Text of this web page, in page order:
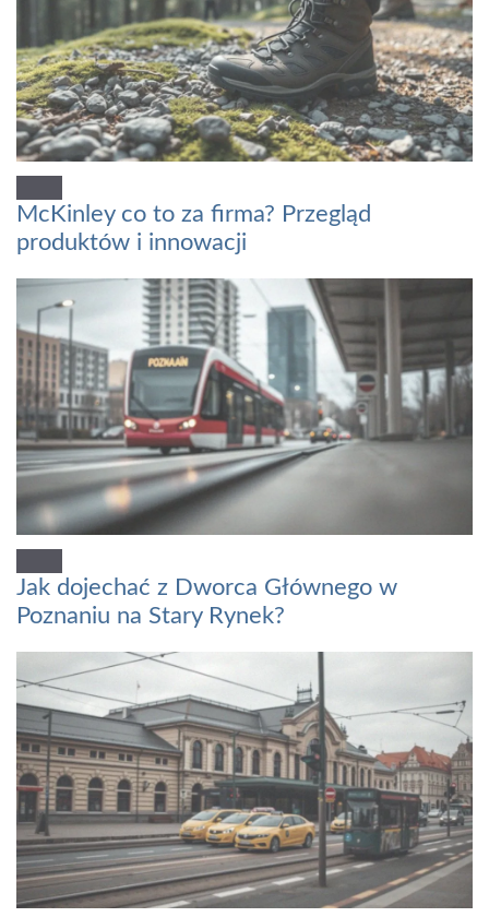
McKinley co to za firma? Przegląd
produktów i innowacji
Jak dojechać z Dworca Głównego w
Poznaniu na Stary Rynek?